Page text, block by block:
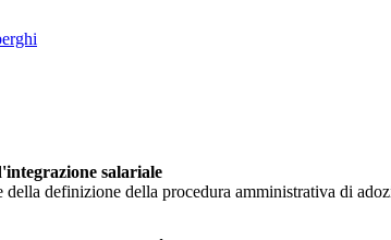
salariale
definizione della procedura amministrativa di